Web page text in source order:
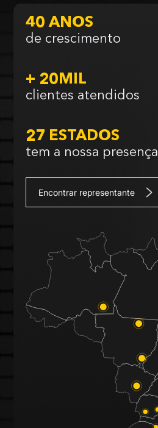
40 ANOS
de crescimento
+ 20MIL
clientes atendidos
27 ESTADOS
tem a nossa presença
Encontrar representante